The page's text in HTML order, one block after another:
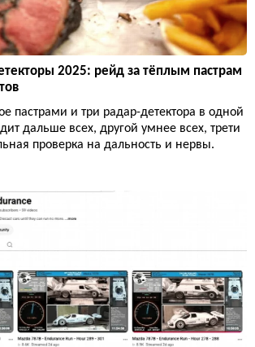
2025: рейд за тёплым пастрам
пастрами и три радар-детектора в одной
дальше всех, другой умнее всех, трети
проверка на дальность и нервы.